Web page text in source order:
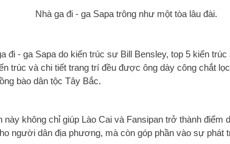
Nhà ga đi - ga Sapa trông như một tòa lâu đài.
đi - ga Sapa do kiến trúc sư Bill Bensley, top 5 kiến
trúc và chi tiết trang trí đều được ông dày công chắt
bào dân tộc Tây Bắc.
này không chỉ giúp Lào Cai và Fansipan trở thành điểm
người dân địa phương, mà còn góp phần vào sự phát